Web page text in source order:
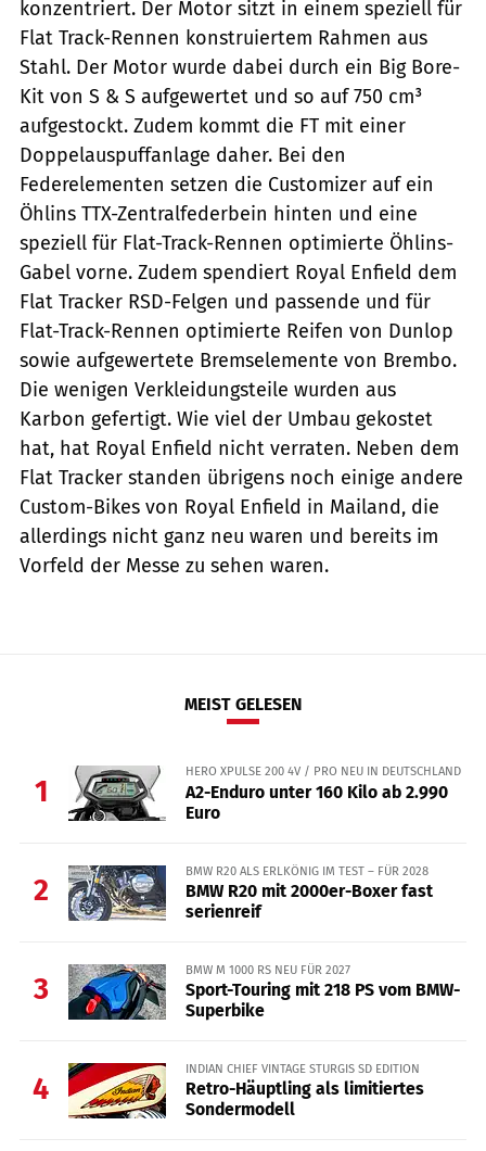
konzentriert. Der Motor sitzt in einem speziell für
Flat Track-Rennen konstruiertem Rahmen aus
Stahl. Der Motor wurde dabei durch ein Big Bore-
Kit von S & S aufgewertet und so auf 750 cm³
aufgestockt. Zudem kommt die FT mit einer
Doppelauspuffanlage daher. Bei den
Federelementen setzen die Customizer auf ein
Öhlins TTX-Zentralfederbein hinten und eine
speziell für Flat-Track-Rennen optimierte Öhlins-
Gabel vorne. Zudem spendiert Royal Enfield dem
Flat Tracker RSD-Felgen und passende und für
Flat-Track-Rennen optimierte Reifen von Dunlop
sowie aufgewertete Bremselemente von Brembo.
Die wenigen Verkleidungsteile wurden aus
Karbon gefertigt. Wie viel der Umbau gekostet
hat, hat Royal Enfield nicht verraten. Neben dem
Flat Tracker standen übrigens noch einige andere
Custom-Bikes von Royal Enfield in Mailand, die
allerdings nicht ganz neu waren und bereits im
Vorfeld der Messe zu sehen waren.
MEIST GELESEN
1
HERO XPULSE 200 4V / PRO NEU IN DEUTSCHLAND
A2-Enduro unter 160 Kilo ab 2.990
Euro
2
BMW R20 ALS ERLKÖNIG IM TEST – FÜR 2028
BMW R20 mit 2000er-Boxer fast
serienreif
3
BMW M 1000 RS NEU FÜR 2027
Sport-Touring mit 218 PS vom BMW-
Superbike
4
INDIAN CHIEF VINTAGE STURGIS SD EDITION
Retro-Häuptling als limitiertes
Sondermodell